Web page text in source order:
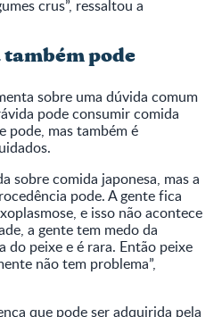
crus”, ressaltou a
também pode
sobre uma dúvida comum
pode consumir comida
pode, mas também é
sobre comida japonesa, mas a
pode. A gente fica
e isso não acontece
a gente tem medo da
peixe e é rara. Então peixe
não tem problema”,
que pode ser adquirida pela